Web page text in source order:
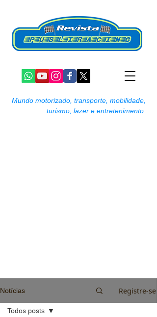
Mundo motorizado, transporte, mobilidade,
turismo, lazer e entretenimento
Notícias Registre-se
Todos posts